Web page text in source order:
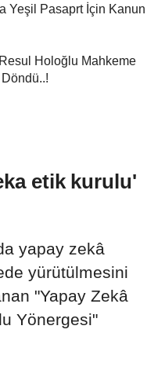
Yeşil Pasaprt İçin Kanun
Holoğlu Mahkeme
etik kurulu'
yapay zekâ
yürütülmesini
"Yapay Zekâ
Yönergesi"